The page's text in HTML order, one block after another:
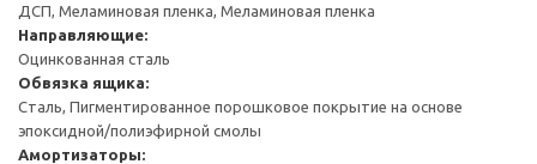
ДСП, Меламиновая пленка, Меламиновая пленка
Направляющие:
Оцинкованная сталь
Обвязка ящика:
Сталь, Пигментированное порошковое покрытие на основе
эпоксидной/полиэфирной смолы
Амортизаторы: